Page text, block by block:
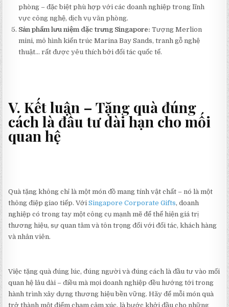
phòng – đặc biệt phù hợp với các doanh nghiệp trong lĩnh
vực công nghệ, dịch vụ văn phòng.
Sản phẩm lưu niệm đặc trưng Singapore: Tượng Merlion
mini, mô hình kiến trúc Marina Bay Sands, tranh gỗ nghệ
thuật… rất được yêu thích bởi đối tác quốc tế.
V. Kết luận – Tặng quà đúng
cách là đầu tư dài hạn cho mối
quan hệ
Quà tặng không chỉ là một món đồ mang tính vật chất – nó là một
thông điệp giao tiếp. VớiSingapore Corporate Gifts, doanh
nghiệp có trong tay một công cụ mạnh mẽ để thể hiện giá trị
thương hiệu, sự quan tâm và tôn trọng đối với đối tác, khách hàng
và nhân viên.
Việc tặng quà đúng lúc, đúng người và đúng cách là đầu tư vào mối
quan hệ lâu dài – điều mà mọi doanh nghiệp đều hướng tới trong
hành trình xây dựng thương hiệu bền vững. Hãy để mỗi món quà
trở thành một điểm chạm cảm xúc, là bước khởi đầu cho những